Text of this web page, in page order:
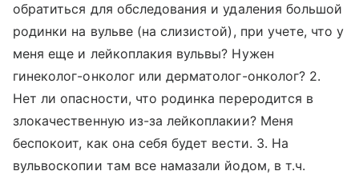
обратиться для обследования и удаления большой
родинки на вульве (на слизистой), при учете, что у
меня еще и лейкоплакия вульвы? Нужен
гинеколог-онколог или дерматолог-онколог? 2.
Нет ли опасности, что родинка переродится в
злокачественную из-за лейкоплакии? Меня
беспокоит, как она себя будет вести. 3. На
вульвоскопии там все намазали йодом, в т.ч.